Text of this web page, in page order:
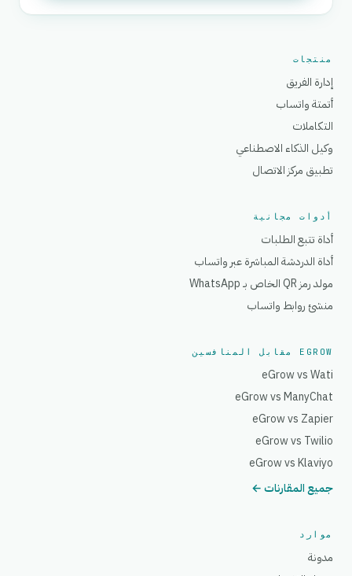
منتجات
إدارة الفريق
أتمتة واتساب
التكاملات
وكيل الذكاء الاصطناعي
تطبيق مركز الاتصال
أدوات مجانية
أداة تتبع الطلبات
أداة الدردشة المباشرة عبر واتساب
مولد رمز QR الخاص بـ WhatsApp
منشئ روابط واتساب
EGROW مقابل المنافسين
eGrow vs Wati
eGrow vs ManyChat
eGrow vs Zapier
eGrow vs Twilio
eGrow vs Klaviyo
جميع المقارنات ←
موارد
مدونة